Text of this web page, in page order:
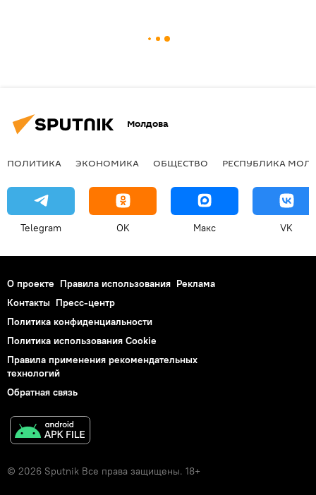
Молдова
ПОЛИТИКА ЭКОНОМИКА ОБЩЕСТВО РЕСПУБЛИКА
Telegram OK Макс VK
О проекте Правила использования Реклама
Контакты Пресс-центр
Политика конфиденциальности
Политика использования Cookie
Правила применения рекомендательных
технологий
Обратная связь
© 2026 Sputnik Все права защищены. 18+